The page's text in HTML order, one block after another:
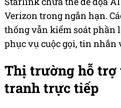
Verizon trong ngắn hạn.
thống vẫn kiểm soát phần
phục vụ cuộc gọi, tin nhắn
Thị trường hỗ trợ
tranh trực tiếp